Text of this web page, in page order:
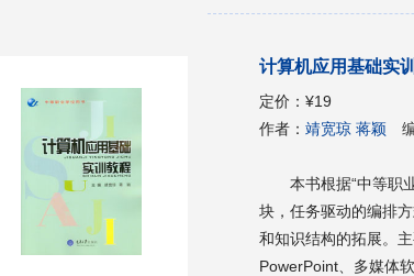
计算机应用基础实
定价：¥19
作者：靖宽琼 蒋颖
本书根据“中等职
块，任务驱动的编排
和知识结构的拓展。
PowerPoint、多媒体